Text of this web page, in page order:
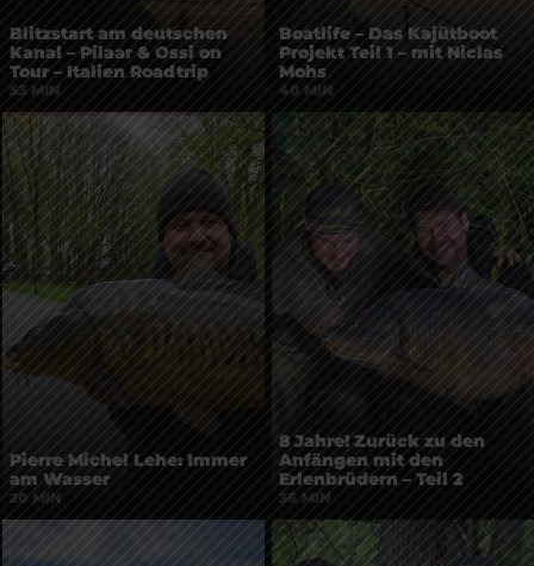
53 MIN
Blitzstart am deutschen
Kanal – Pilaar & Ossi on
Tour – Italien Roadtrip
40 MIN
Boatlife – Das Kajütboot
Projekt Teil 1 – mit Niclas
Mohs
20 MIN
Pierre Michel Lehe: Immer
am Wasser
36 MIN
8 Jahre! Zurück zu den
Anfängen mit den
Erlenbrüdern – Teil 2